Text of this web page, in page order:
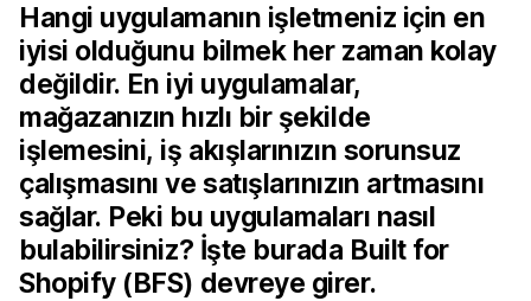
Hangi uygulamanın işletmeniz için en
iyisi olduğunu bilmek her zaman kolay
değildir. En iyi uygulamalar,
mağazanızın hızlı bir şekilde
işlemesini, iş akışlarınızın sorunsuz
çalışmasını ve satışlarınızın artmasını
sağlar. Peki bu uygulamaları nasıl
bulabilirsiniz? İşte burada Built for
Shopify (BFS) devreye girer.